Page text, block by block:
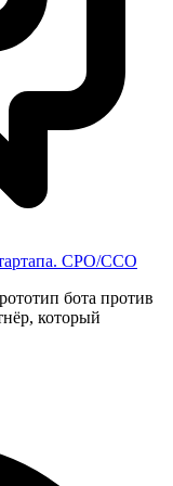
CPO/CCO
бота против
который